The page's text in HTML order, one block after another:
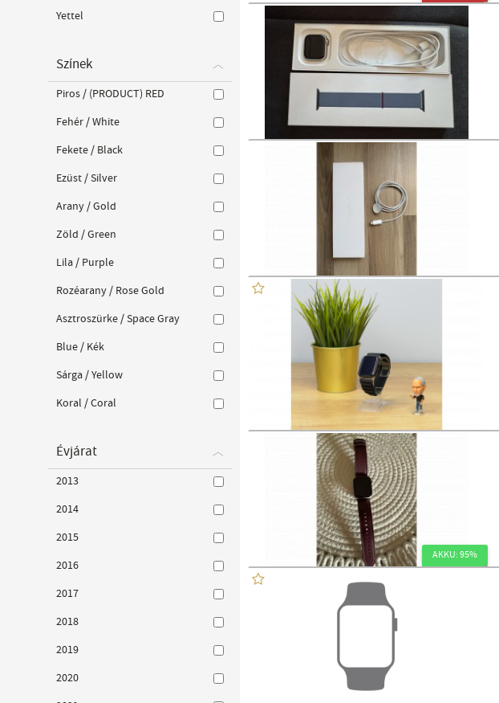
AKKU: 95%
Yettel
Színek
Piros / (PRODUCT) RED
Fehér / White
Fekete / Black
Ezüst / Silver
Arany / Gold
Zöld / Green
Lila / Purple
Rozéarany / Rose Gold
Asztroszürke / Space Gray
Blue / Kék
Sárga / Yellow
Koral / Coral
Évjárat
2013
2014
2015
2016
2017
2018
2019
2020